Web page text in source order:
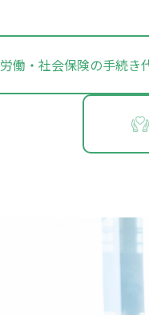
労働・社会保険の手続き